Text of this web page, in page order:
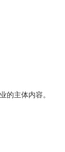
的主体内容。